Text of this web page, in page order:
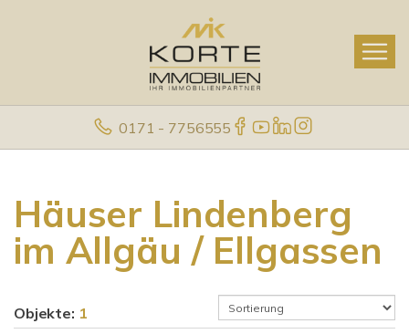
0171 - 7756555
Häuser Lindenberg
im Allgäu / Ellgassen
Objekte: 1